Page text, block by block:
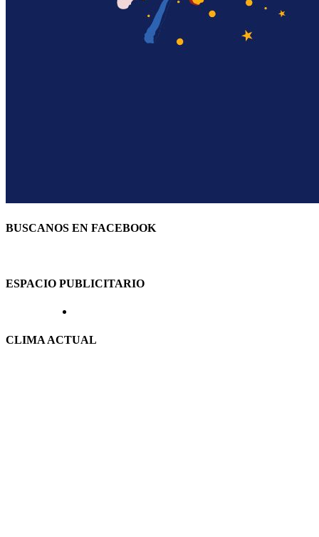
BUSCANOS EN FACEBOOK
ESPACIO PUBLICITARIO
CLIMA ACTUAL